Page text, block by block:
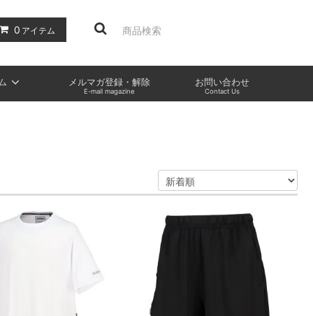
0 アイテム
メルマガ登録・解除
E-mail magazine
お問い合わせ
Contact Us